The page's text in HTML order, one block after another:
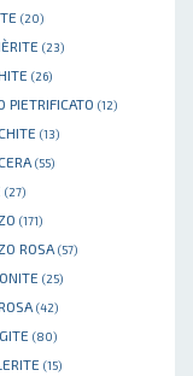
(20)
(23)
(26)
PIETRIFICATO (12)
(13)
(55)
(27)
(171)
ROSA (57)
(25)
(42)
(80)
(15)